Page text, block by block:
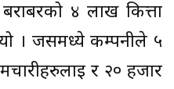
४ लाख कित्ता
। जसमध्ये कम्पनीले ५
र २० हजार